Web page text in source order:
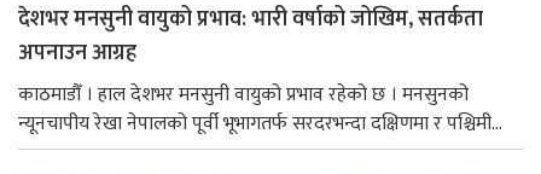
देशभर मनसुनी वायुको प्रभाव: भारी वर्षाको जोखिम, सतर्कता
अपनाउन आग्रह
काठमाडौँ । हाल देशभर मनसुनी वायुको प्रभाव रहेको छ । मनसुनको
न्यूनचापीय रेखा नेपालको पूर्वी भूभागतर्फ सरदरभन्दा दक्षिणमा र पश्चिमी...